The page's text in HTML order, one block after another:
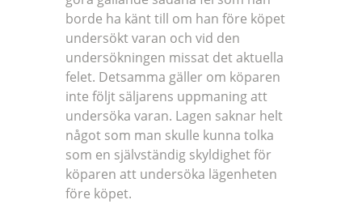
borde ha känt till om han före köpet
undersökt varan och vid den
undersökningen missat det aktuella
felet. Detsamma gäller om köparen
inte följt säljarens uppmaning att
undersöka varan. Lagen saknar helt
något som man skulle kunna tolka
som en självständig skyldighet för
köparen att undersöka lägenheten
före köpet.